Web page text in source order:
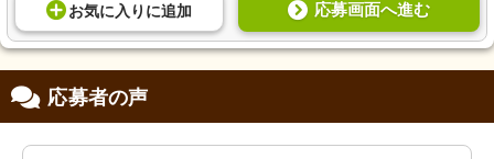
お気に入り に追加 応募画面へ進む
応募者の声